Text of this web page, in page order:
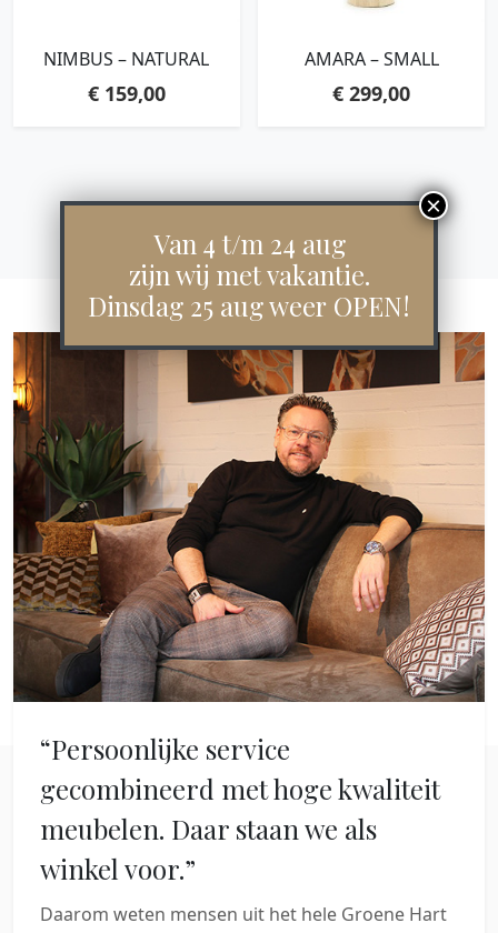
NIMBUS – NATURAL
€159,00
AMARA – SMALL
€ 299,00
“Persoonlijke service
gecombineerd met hoge kwaliteit
meubelen. Daar staan we als
winkel voor.”
Daarom weten mensen uit het hele Groene Hart
Van 4 t/m 24 aug
zijn wij met vakantie.
Dinsdag 25 aug weer OPEN!